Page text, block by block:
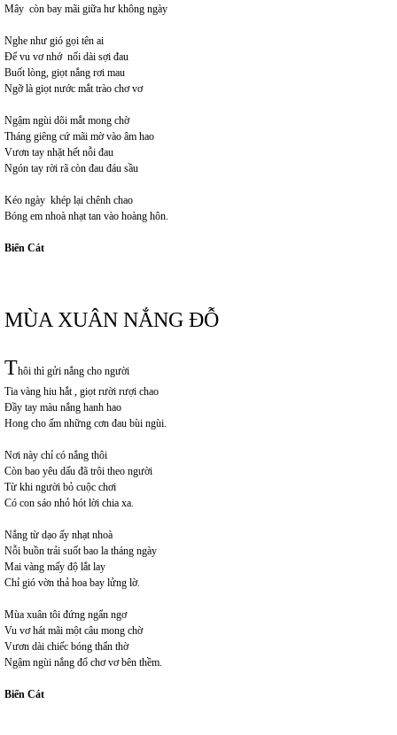
Mây còn bay mãi giữa hư không ngày
Nghe như gió gọi tên ai
Để vu vơ nhớ nối dài sợi đau
Buốt lòng, giọt nắng rơi mau
Ngỡ là giọt nước mắt trào chơ vơ
Ngậm ngùi dõi mắt mong chờ
Tháng giêng cứ mãi mờ vào âm hao
Vươn tay nhặt hết nỗi đau
Ngón tay rời rã còn đau đáu sầu
Kéo ngày khép lại chênh chao
Bóng em nhoà nhạt tan vào hoàng hôn.
Biển Cát
MÙA XUÂN NẮNG ĐỖ
Thôi thì gửi nắng cho người
Tia vàng hiu hắt , giọt rười rượi chao
Đầy tay màu nắng hanh hao
Hong cho ấm những cơn đau bùi ngùi.
Nơi này chỉ có nắng thôi
Còn bao yêu dấu đã trôi theo người
Từ khi người bỏ cuộc chơi
Có con sáo nhỏ hót lời chia xa.
Nắng từ dạo ấy nhạt nhoà
Nỗi buồn trải suốt bao la tháng ngày
Mai vàng mấy độ lắt lay
Chỉ gió vờn thả hoa bay lửng lờ.
Mùa xuân tôi đứng ngẩn ngơ
Vu vơ hát mãi một câu mong chờ
Vươn dài chiếc bóng thẩn thờ
Ngậm ngùi nắng đổ chơ vơ bên thềm.
Biển Cát